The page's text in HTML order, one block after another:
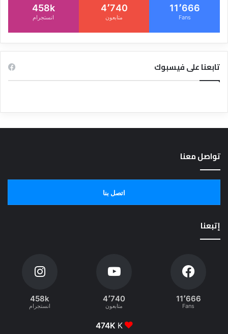
11٬666
Fans
4٬740
متابعون
458k
انستجرام
تابعنا على فيسبوك
تواصل معنا
اتصل بنا
إتبعنا
11٬666
Fans
4٬740
متابعون
458k
انستجرام
474K K